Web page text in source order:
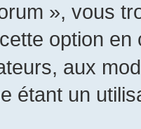
», vous
option
aux
étant un